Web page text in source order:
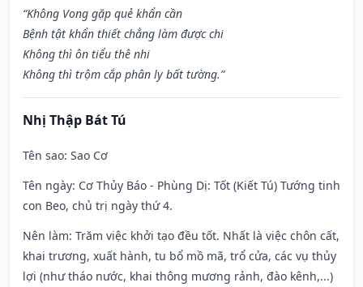
“Không Vong gặp quẻ khẩn cần
Bệnh tật khẩn thiết chẳng làm được chi
Không thì ôn tiểu thê nhi
Không thì trộm cắp phân ly bất tường.”
Nhị Thập Bát Tú
Tên sao: Sao Cơ
Tên ngày: Cơ Thủy Báo - Phùng Dị: Tốt (Kiết Tú) Tướng tinh
con Beo, chủ trị ngày thứ 4.
Nên làm: Trăm việc khởi tạo đều tốt. Nhất là việc chôn cất,
khai trương, xuất hành, tu bổ mồ mã, trổ cửa, các vụ thủy
lợi (như tháo nước, khai thông mương rảnh, đào kênh,...)